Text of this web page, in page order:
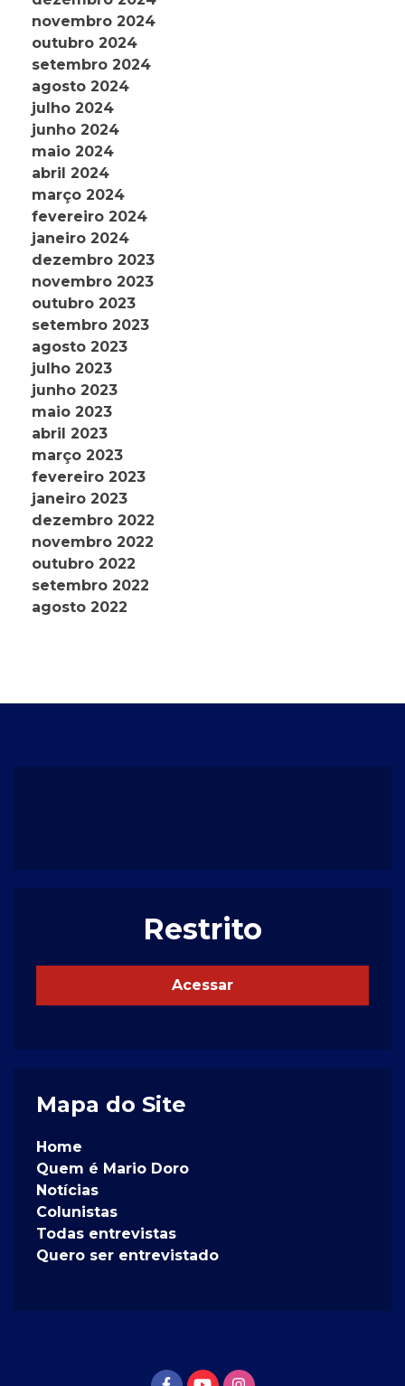
novembro 2024
outubro 2024
setembro 2024
agosto 2024
julho 2024
junho 2024
maio 2024
abril 2024
março 2024
fevereiro 2024
janeiro 2024
dezembro 2023
novembro 2023
outubro 2023
setembro 2023
agosto 2023
julho 2023
junho 2023
maio 2023
abril 2023
março 2023
fevereiro 2023
janeiro 2023
dezembro 2022
novembro 2022
outubro 2022
setembro 2022
agosto 2022
Restrito
Acessar
Mapa do Site
Home
Quem é Mario Doro
Notícias
Colunistas
Todas entrevistas
Quero ser entrevistado